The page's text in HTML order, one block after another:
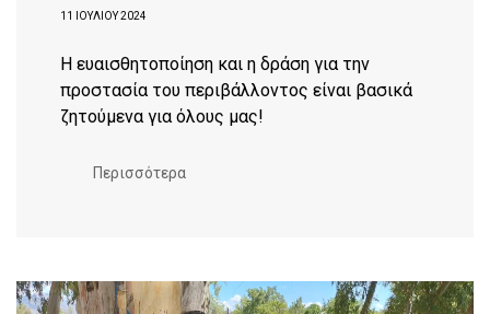
11 ΙΟΥΛΊΟΥ 2024
Η ευαισθητοποίηση και η δράση για την
προστασία του περιβάλλοντος είναι βασικά
ζητούμενα για όλους μας!
Περισσότερα